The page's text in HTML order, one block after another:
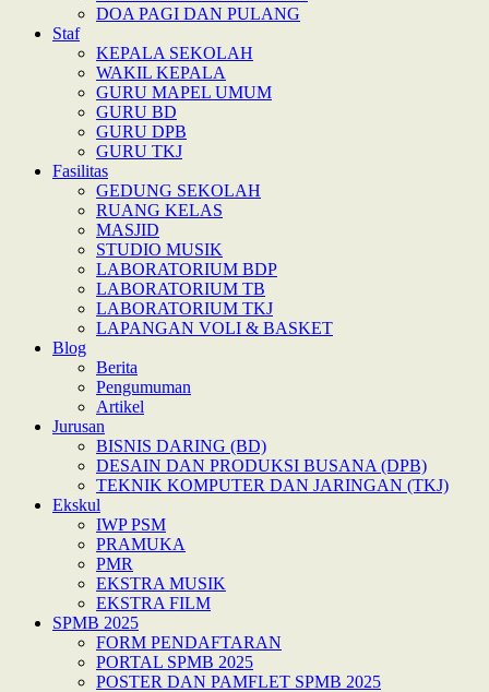
DOA PAGI DAN PULANG
Staf
KEPALA SEKOLAH
WAKIL KEPALA
GURU MAPEL UMUM
GURU BD
GURU DPB
GURU TKJ
Fasilitas
GEDUNG SEKOLAH
RUANG KELAS
MASJID
STUDIO MUSIK
LABORATORIUM BDP
LABORATORIUM TB
LABORATORIUM TKJ
LAPANGAN VOLI & BASKET
Blog
Berita
Pengumuman
Artikel
Jurusan
BISNIS DARING (BD)
DESAIN DAN PRODUKSI BUSANA (DPB)
TEKNIK KOMPUTER DAN JARINGAN (TKJ)
Ekskul
IWP PSM
PRAMUKA
PMR
EKSTRA MUSIK
EKSTRA FILM
SPMB 2025
FORM PENDAFTARAN
PORTAL SPMB 2025
POSTER DAN PAMFLET SPMB 2025